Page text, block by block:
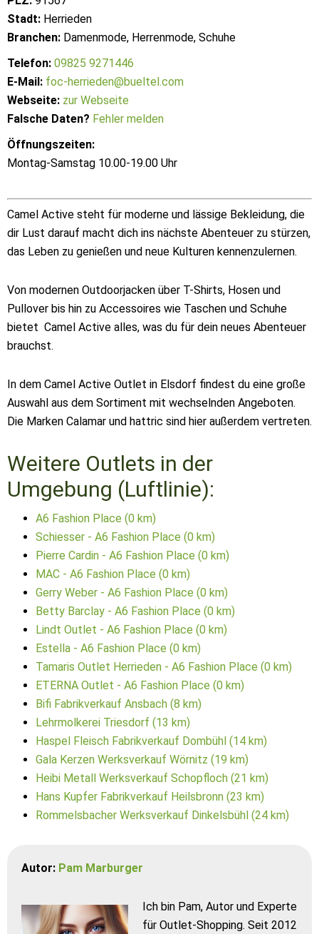
Stadt: Herrieden
Branchen: Damenmode, Herrenmode, Schuhe
Telefon: 09825 9271446
E-Mail: foc-herrieden@bueltel.com
Webseite: zur Webseite
Falsche Daten? Fehler melden
Öffnungszeiten:
Montag-Samstag 10.00-19.00 Uhr
Camel Active steht für moderne und lässige Bekleidung, die
dir Lust darauf macht dich ins nächste Abenteuer zu stürzen,
das Leben zu genießen und neue Kulturen kennenzulernen.
Von modernen Outdoorjacken über T-Shirts, Hosen und
Pullover bis hin zu Accessoires wie Taschen und Schuhe
bietet Camel Active alles, was du für dein neues Abenteuer
brauchst.
In dem Camel Active Outlet in Elsdorf findest du eine große
Auswahl aus dem Sortiment mit wechselnden Angeboten.
Die Marken Calamar und hattric sind hier außerdem vertreten.
Weitere Outlets in der
Umgebung (Luftlinie):
A6 Fashion Place (0 km)
Schiesser - A6 Fashion Place (0 km)
Pierre Cardin - A6 Fashion Place (0 km)
MAC - A6 Fashion Place (0 km)
Gerry Weber - A6 Fashion Place (0 km)
Betty Barclay - A6 Fashion Place (0 km)
Lindt Outlet - A6 Fashion Place (0 km)
Estella - A6 Fashion Place (0 km)
Tamaris Outlet Herrieden - A6 Fashion Place (0 km)
ETERNA Outlet - A6 Fashion Place (0 km)
Bifi Fabrikverkauf Ansbach (8 km)
Lehrmolkerei Triesdorf (13 km)
Haspel Fleisch Fabrikverkauf Dombühl (14 km)
Gala Kerzen Werksverkauf Wörnitz (19 km)
Heibi Metall Werksverkauf Schopfloch (21 km)
Hans Kupfer Fabrikverkauf Heilsbronn (23 km)
Rommelsbacher Werksverkauf Dinkelsbühl (24 km)
Autor: Pam Marburger
Ich bin Pam, Autor und Experte
für Outlet-Shopping. Seit 2012